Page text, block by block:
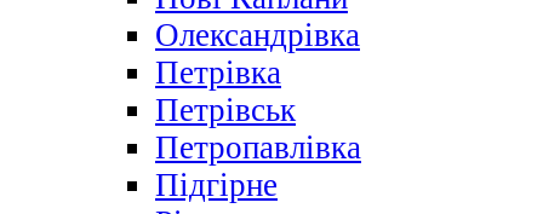
Олександрівка
Петрівка
Петрівськ
Петропавлівка
Підгірне